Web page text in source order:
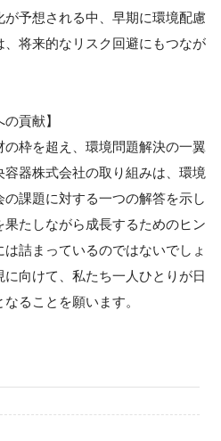
予想される中、早期に環境配慮
将来的なリスク回避にもつなが
貢献】
枠を超え、環境問題解決の一翼
器株式会社の取り組みは、環境
課題に対する一つの解答を示し
たしながら成長するためのヒン
詰まっているのではないでしょ
向けて、私たち一人ひとりが日
ることを願います。